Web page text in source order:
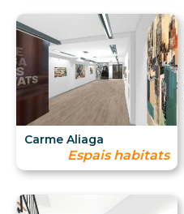
Carme Aliaga
Espais habitats